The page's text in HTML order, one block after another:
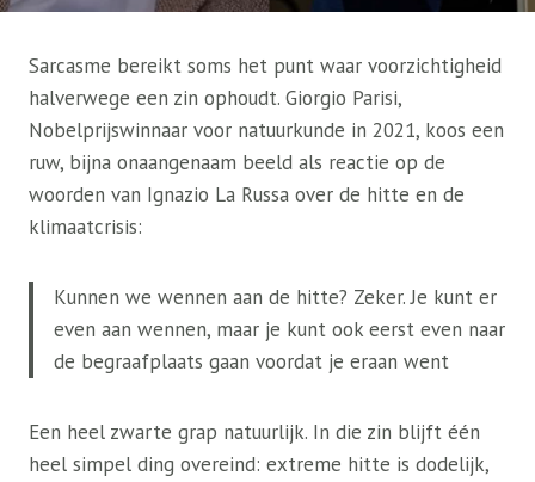
Sarcasme bereikt soms het punt waar voorzichtigheid
halverwege een zin ophoudt. Giorgio Parisi,
Nobelprijswinnaar voor natuurkunde in 2021, koos een
ruw, bijna onaangenaam beeld als reactie op de
woorden van Ignazio La Russa over de hitte en de
klimaatcrisis:
Kunnen we wennen aan de hitte? Zeker. Je kunt er
even aan wennen, maar je kunt ook eerst even naar
de begraafplaats gaan voordat je eraan went
Een heel zwarte grap natuurlijk. In die zin blijft één
heel simpel ding overeind: extreme hitte is dodelijk,